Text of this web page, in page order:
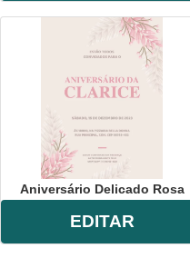
Aniversário Delicado Rosa
EDITAR